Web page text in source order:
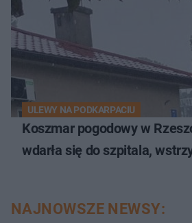
ULEWY NA PODKARPACIU
Koszmar pogodowy w
wdarła się do szpitala,
NAJNOWSZE NEWSY: